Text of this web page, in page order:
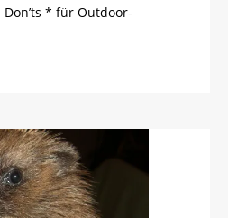
* für Outdoor-